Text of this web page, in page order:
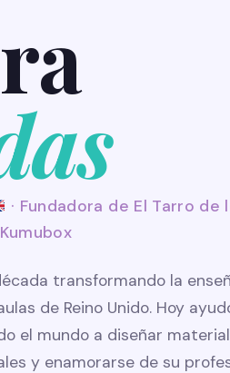
· Fundadora de El Tarro de
transformando la
de Reino Unido. Hoy
el mundo a diseñar
y enamorarse de su